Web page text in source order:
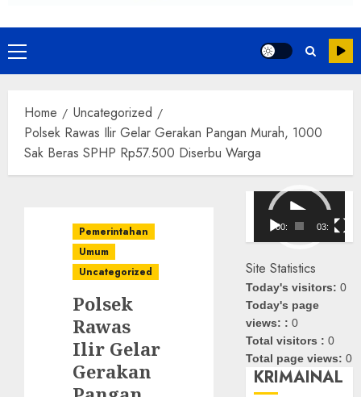
Primary
Menu
Home
Uncategorized
Polsek Rawas Ilir Gelar Gerakan Pangan Murah, 1000
Sak Beras SPHP Rp57.500 Diserbu Warga
Pemerintahan
Umum
Uncategorized
Polsek
Rawas
Ilir Gelar
Gerakan
Pemutar
Video
00:00 03:08
Site Statistics
Today's visitors:0
Today's page
views: :0
Total visitors :0
Total page views:0
KRIMAINAL